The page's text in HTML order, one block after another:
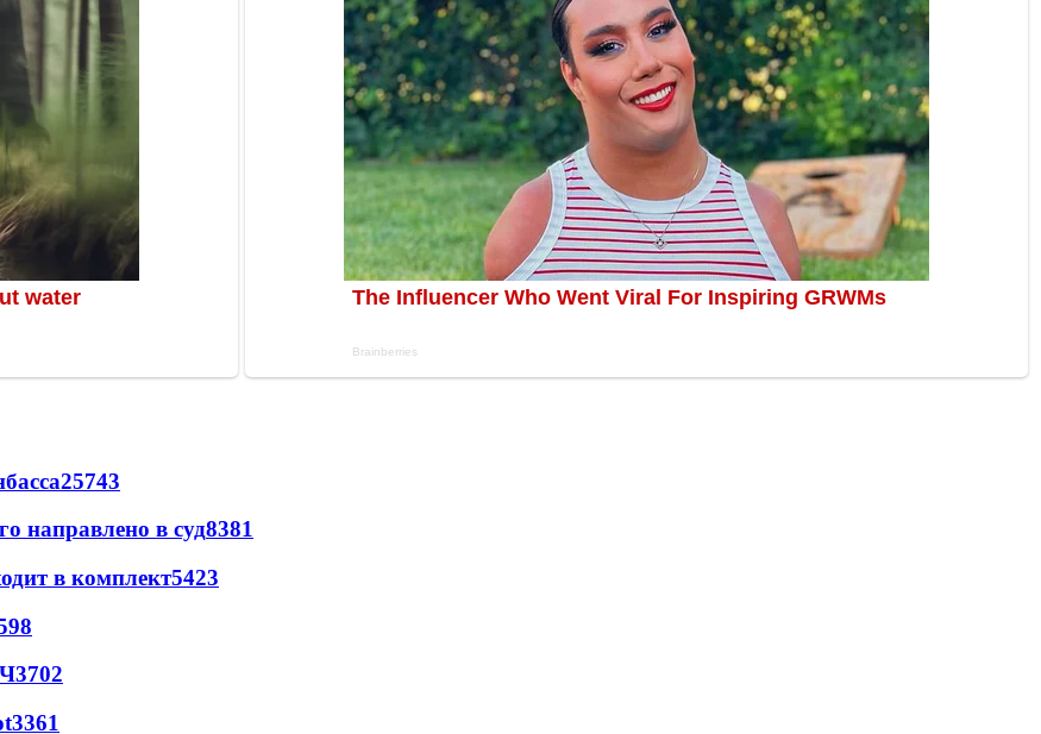
25743
направлено в суд8381
в комплект5423
3702
3361